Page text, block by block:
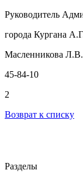
Руководитель
города Кургана
Масленникова Л.В.
45-84-10
2
Возврат к списку
Разделы